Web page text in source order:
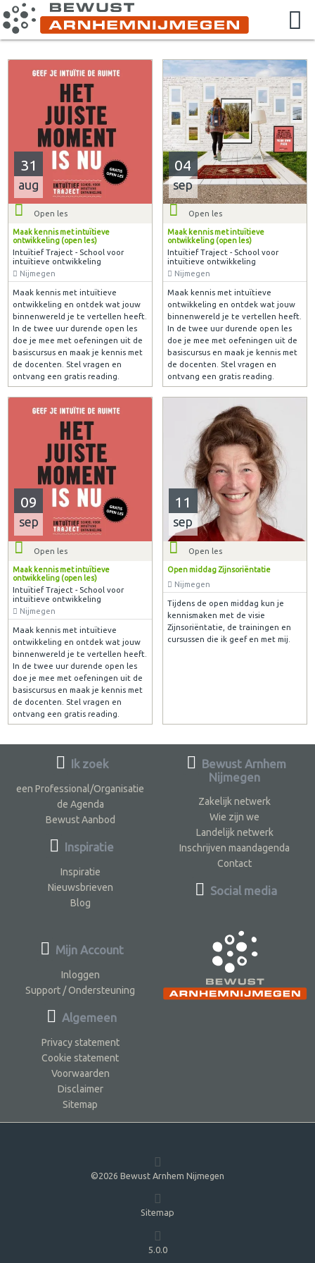
31
aug
Open les
Maak kennis met intuïtieve
ontwikkeling (open les)
Intuïtief Traject - School voor
intuïtieve ontwikkeling
Nijmegen
Maak kennis met intuïtieve
ontwikkeling en ontdek wat jouw
binnenwereld je te vertellen heeft.
In de twee uur durende open les
doe je mee met oefeningen uit de
basiscursus en maak je kennis met
de docenten. Stel vragen en
ontvang een gratis reading.
04
sep
Open les
Maak kennis met intuïtieve
ontwikkeling (open les)
Intuïtief Traject - School voor
intuïtieve ontwikkeling
Nijmegen
Maak kennis met intuïtieve
ontwikkeling en ontdek wat jouw
binnenwereld je te vertellen heeft.
In de twee uur durende open les
doe je mee met oefeningen uit de
basiscursus en maak je kennis met
de docenten. Stel vragen en
ontvang een gratis reading.
09
sep
Open les
Maak kennis met intuïtieve
ontwikkeling (open les)
Intuïtief Traject - School voor
intuïtieve ontwikkeling
Nijmegen
Maak kennis met intuïtieve
ontwikkeling en ontdek wat jouw
binnenwereld je te vertellen heeft.
In de twee uur durende open les
doe je mee met oefeningen uit de
basiscursus en maak je kennis met
de docenten. Stel vragen en
ontvang een gratis reading.
11
sep
Open les
Open middag Zijnsoriëntatie
Nijmegen
Tijdens de open middag kun je
kennismaken met de visie
Zijnsoriëntatie, de trainingen en
cursussen die ik geef en met mij.
Ik zoek
een Professional/Organisatie
de Agenda
Bewust Aanbod
Inspiratie
Inspiratie
Nieuwsbrieven
Blog
Bewust Arnhem
Nijmegen
Zakelijk netwerk
Wie zijn we
Landelijk netwerk
Inschrijven maandagenda
Contact
Social media
Mijn Account
Inloggen
Support / Ondersteuning
Algemeen
Privacy statement
Cookie statement
Voorwaarden
Disclaimer
Sitemap
©2026 Bewust Arnhem Nijmegen
Sitemap
5.0.0